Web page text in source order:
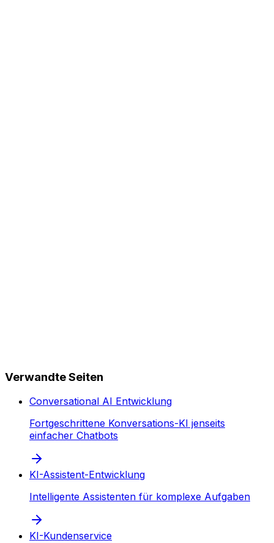
Verwandte Seiten
Conversational AI Entwicklung
Fortgeschrittene Konversations-KI jenseits
einfacher Chatbots
KI-Assistent-Entwicklung
Intelligente Assistenten für komplexe Aufgaben
KI-Kundenservice